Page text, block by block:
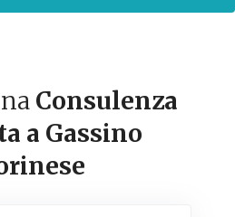
Consulenza
a Gassino